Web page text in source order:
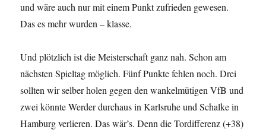
und wäre auch nur mit einem Punkt zufrieden gewesen.
Das es mehr wurden – klasse.
Und plötzlich ist die Meisterschaft ganz nah. Schon am
nächsten Spieltag möglich. Fünf Punkte fehlen noch. Drei
sollten wir selber holen gegen den wankelmütigen VfB und
zwei könnte Werder durchaus in Karlsruhe und Schalke in
Hamburg verlieren. Das wär’s. Denn die Tordifferenz (+38)